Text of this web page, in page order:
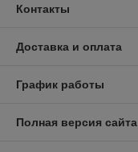
Контакты
Доставка и оплата
График работы
Полная версия сайта